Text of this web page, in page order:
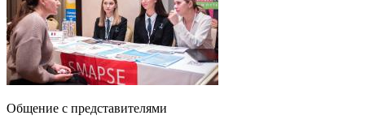
Общение с представителями